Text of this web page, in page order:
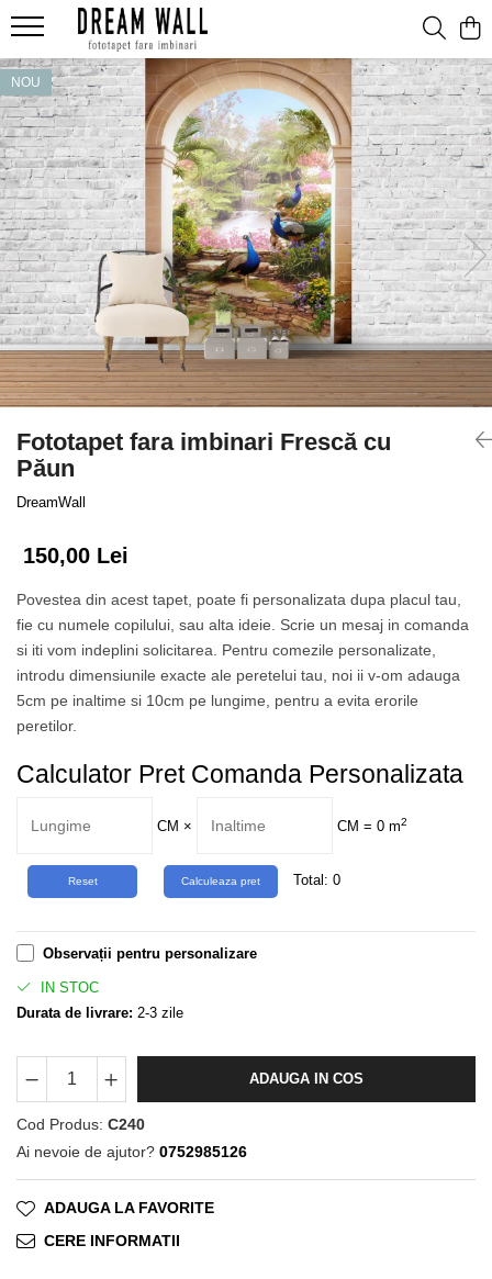
Fototapet fara imbinari
ExclusivArt
Abstract
Arhitectura
Fluid Art
Forme Geometrice
Fototapet 3D
Frescă
Frunze
Natura
Pentru copii
Tropical
NOU
Fototapet fara imbinari Frescă cu
Păun
DreamWall
150,00 Lei
Povestea din acest tapet, poate fi personalizata dupa placul tau,
fie cu numele copilului, sau alta ideie. Scrie un mesaj in comanda
si iti vom indeplini solicitarea. Pentru comezile personalizate,
introdu dimensiunile exacte ale peretelui tau, noi ii v-om adauga
5cm pe inaltime si 10cm pe lungime, pentru a evita erorile
peretilor.
Calculator Pret Comanda Personalizata
CM × CM = 0 m2
Total: 0
Observații pentru personalizare
IN STOC
Durata de livrare: 2-3 zile
ADAUGA IN COS
Cod Produs: C240
Ai nevoie de ajutor? 0752985126
ADAUGA LA FAVORITE
CERE INFORMATII